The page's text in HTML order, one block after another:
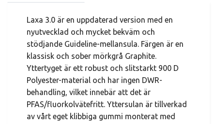
Laxa 3.0 är en uppdaterad version med en
nyutvecklad och mycket bekväm och
stödjande Guideline-mellansula. Färgen är en
klassisk och sober mörkgrå Graphite.
Yttertyget är ett robust och slitstarkt 900 D
Polyester-material och har ingen DWR-
behandling, vilket innebär att det är
PFAS/fluorkolvätefritt. Yttersulan är tillverkad
av vårt eget klibbiga gummi monterat med